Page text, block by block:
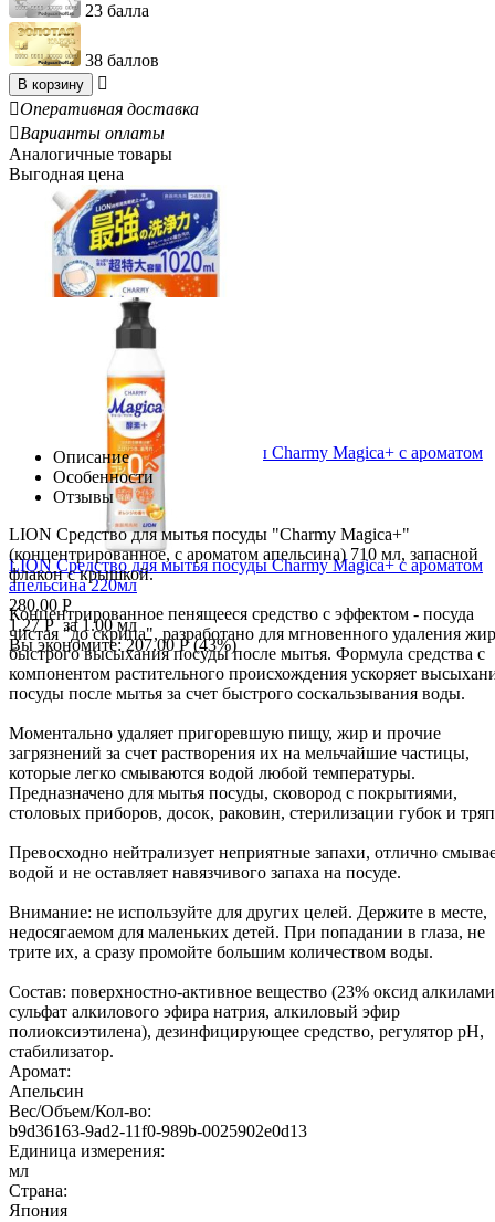
23 балла
38 баллов
В корзину

Оперативная доставка
Варианты оплаты
Аналогичные товары
Выгодная цена
LION Средство для мытья посуды Charmy Magica+ с ароматом
апельсина сменный блок 1020мл
1 071.00 Р
за 1.00 мл
Вы экономите:528.00 Р(33%)
LION Средство для мытья посуды Charmy Magica+ с ароматом
апельсина 220мл
280.00 Р
1.27 Рза 1.00 мл
Вы экономите:207.00 Р(43%)
Описание
Особенности
Отзывы
LION Средство для мытья посуды "Charmy Magica+"
(концентрированное, с ароматом апельсина) 710 мл, запасной
флакон с крышкой.
Концентрированное пенящееся средство с эффектом - посуда
чистая "до скрипа", разработано для мгновенного удаления
быстрого высыхания посуды после мытья. Формула средства с
компонентом растительного происхождения ускоряет
посуды после мытья за счет быстрого соскальзывания воды.
Моментально удаляет пригоревшую пищу, жир и прочие
загрязнений за счет растворения их на мельчайшие частицы,
которые легко смываются водой любой температуры.
Предназначено для мытья посуды, сковород с покрытиями,
столовых приборов, досок, раковин, стерилизации губок и
Превосходно нейтрализует неприятные запахи, отлично
водой и не оставляет навязчивого запаха на посуде.
Внимание: не используйте для других целей. Держите в месте,
недосягаемом для маленьких детей. При попадании в глаза, не
трите их, а сразу промойте большим количеством воды.
Состав: поверхностно-активное вещество (23% оксид
сульфат алкилового эфира натрия, алкиловый эфир
полиоксиэтилена), дезинфицирующее средство, регулятор pH,
стабилизатор.
Аромат:
Апельсин
Вес/Объем/Кол-во:
b9d36163-9ad2-11f0-989b-0025902e0d13
Единица измерения:
мл
Страна:
Япония